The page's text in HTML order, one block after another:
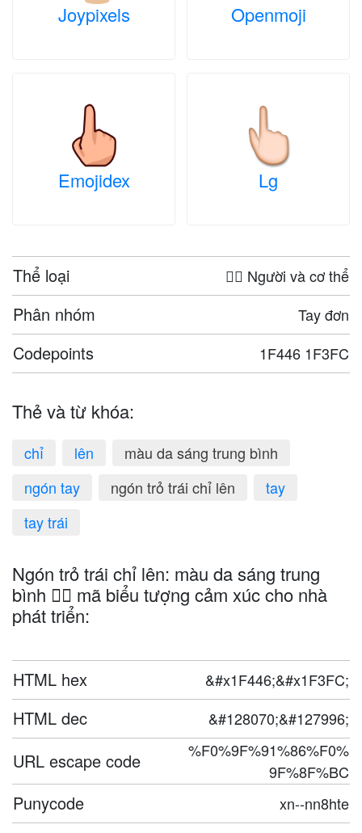
Joypixels Openmoji
Emojidex Lg
Thể loại 🤦‍♀️ Người và cơ thể
Phân nhóm Tay đơn
Codepoints 1F446 1F3FC
Thẻ và từ khóa:
chỉ lên
màu da sáng trung bình
ngón tay
ngón trỏ trái chỉ lên
tay
tay trái
Ngón trỏ trái chỉ lên: màu da sáng trung
bình 👆🏼 mã biểu tượng cảm xúc cho nhà
phát triển:
HTML hex &#x1F446;&#x1F3FC;
HTML dec &#128070;&#127996;
URL escape code
%F0%9F%91%86%F0%
9F%8F%BC
Punycode xn--nn8hte